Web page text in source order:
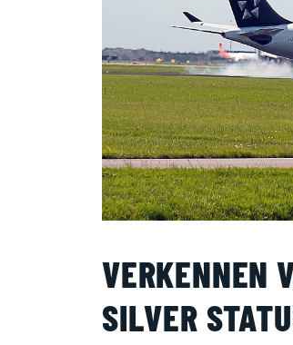
VERKENNEN
SILVER